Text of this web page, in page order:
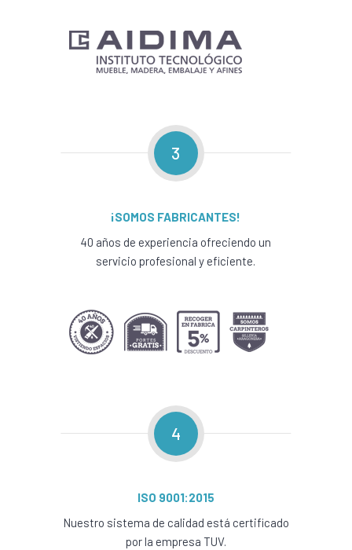
3
¡SOMOS FABRICANTES!
40 años de experiencia ofreciendo un
servicio profesional y eficiente.
4
ISO 9001:2015
Nuestro sistema de calidad está certificado
por la empresa TUV.